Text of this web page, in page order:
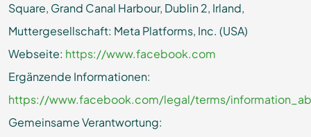
Square, Grand Canal Harbour, Dublin 2, Irland,
Muttergesellschaft: Meta Platforms, Inc. (USA)
Webseite: https://www.facebook.com
Ergänzende Informationen:
https://www.facebook.com/legal/terms/
Gemeinsame Verantwortung: